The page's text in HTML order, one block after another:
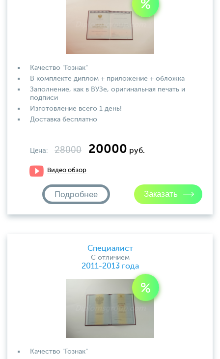
Качество "Гознак"
В комплекте диплом + приложение + обложка
Заполнение, как в ВУЗе, оригинальная печать и
подписи
Изготовление всего 1 день!
Доставка бесплатно
Цена: 28000 20000 руб.
Видео обзор
Подробнее
Специалист
С отличием
2011-2013 года
Качество "Гознак"